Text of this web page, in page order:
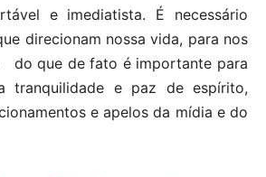
e imediatista. É necessário
direcionam nossa vida, para nos
do que de fato é importante para
tranquilidade e paz de espírito,
e apelos da mídia e do